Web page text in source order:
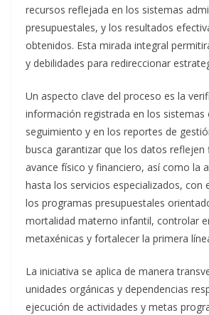
recursos reflejada en los sistemas
presupuestales, y los resultados
obtenidos. Esta mirada integral
y debilidades para redireccionar
Un aspecto clave del proceso es la
información registrada en los sistemas
seguimiento y en los reportes de
busca garantizar que los datos reflejen
avance físico y financiero, así como la
hasta los servicios especializados, con
los programas presupuestales
mortalidad materno infantil, controlar
metaxénicas y fortalecer la primera
La iniciativa se aplica de manera
unidades orgánicas y dependencias
ejecución de actividades y metas